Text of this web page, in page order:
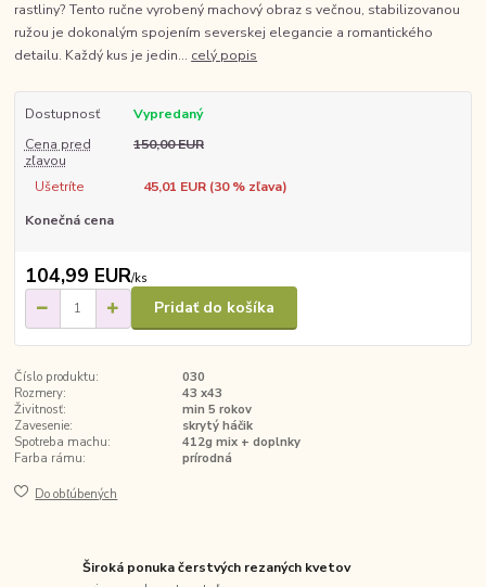
rastliny? Tento ručne vyrobený machový obraz s večnou, stabilizovanou
ružou je dokonalým spojením severskej elegancie a romantického
detailu. Každý kus je jedin... celý popis
Dostupnosť
Vypredaný
Cena pred
zľavou
150,00 EUR
Ušetríte 45,01 EUR (30% zľava)
Konečná cena
104,99 EUR/ks
Pridať do košíka
Číslo produktu:
030
Rozmery:
43 x43
Živitnosť:
min 5 rokov
Zavesenie:
skrytý háčik
Spotreba machu:
412g mix + doplnky
Farba rámu:
prírodná
Do obľúbených
Široká ponuka čerstvých rezaných kvetov